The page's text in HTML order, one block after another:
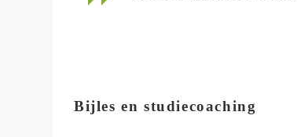
Bijles en studiecoaching